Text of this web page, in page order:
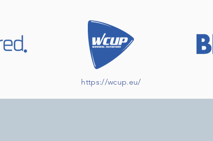
https://wcup.eu/